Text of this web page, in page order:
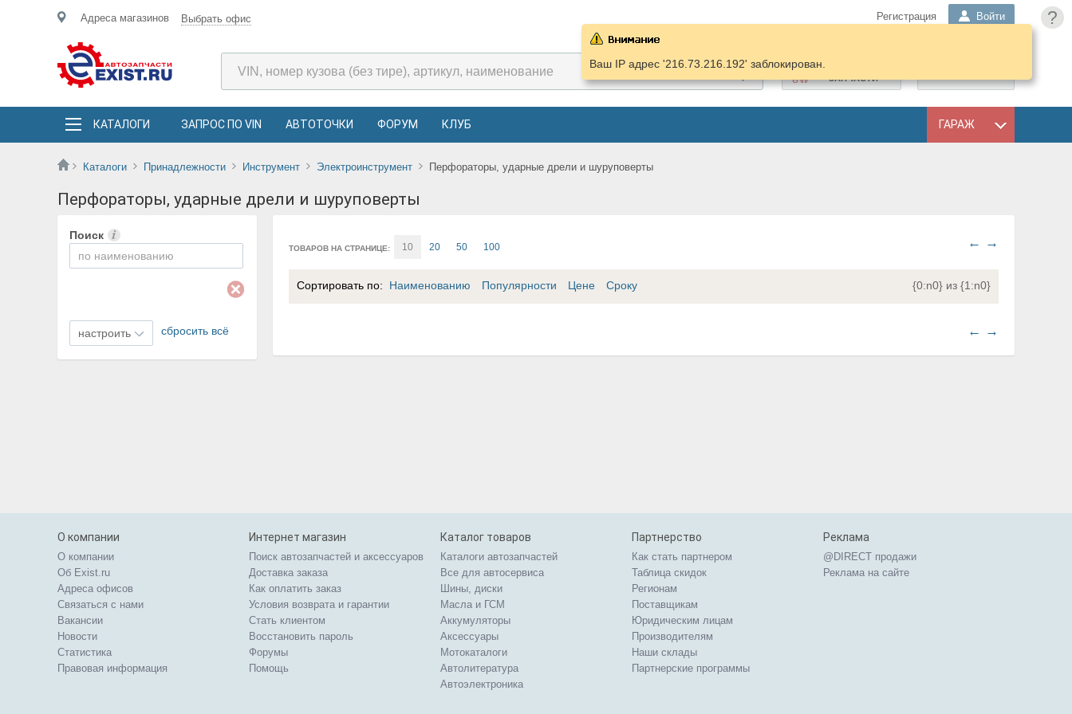
?
Адреса магазинов Выбрать офис Регистрация Войти
ЗАПЧАСТИ
КАТАЛОГИ ЗАПРОС ПО VIN АВТОТОЧКИ ФОРУМ КЛУБ ГАРАЖ
Каталоги Принадлежности Инструмент Электроинструмент Перфораторы, ударные дрели и шуруповерты
Ваш IP адрес '216.73.216.192' заблокирован.
Перфораторы, ударные дрели и шуруповерты
Поиск
настроить сбросить всё
ТОВАРОВ НА СТРАНИЦЕ: 10 20 50 100 ← →
{0:n0} из {1:n0}
Сортировать по: Наименованию Популярности Цене Сроку
← →
О компании
О компании
Об Exist.ru
Адреса офисов
Связаться с нами
Вакансии
Новости
Статистика
Правовая информация
Интернет магазин
Поиск автозапчастей и аксессуаров
Доставка заказа
Как оплатить заказ
Условия возврата и гарантии
Стать клиентом
Восстановить пароль
Форумы
Помощь
Каталог товаров
Каталоги автозапчастей
Все для автосервиса
Шины, диски
Масла и ГСМ
Аккумуляторы
Аксессуары
Мотокаталоги
Автолитература
Автоэлектроника
Партнерство
Как стать партнером
Таблица скидок
Регионам
Поставщикам
Юридическим лицам
Производителям
Наши склады
Партнерские программы
Реклама
@DIRECT продажи
Реклама на сайте